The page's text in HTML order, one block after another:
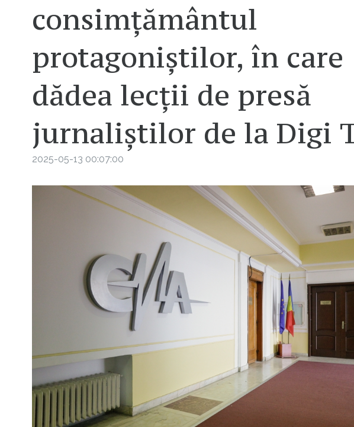
consimțământul
protagoniștilor, în care
dădea lecții de presă
jurnaliștilor de la Digi
2025-05-13 00:07:00